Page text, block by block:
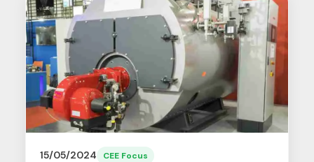
15/05/2024 CEE Focus